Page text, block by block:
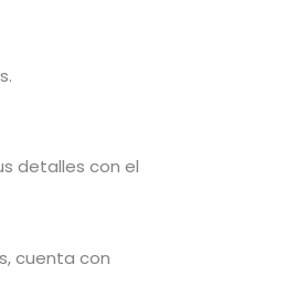
detalles con el
cuenta con